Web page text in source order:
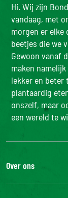
Hi. Wij zijn
vandaag, met
morgen er elke
beetjes die we
Gewoon vanaf
maken
lekker en beter
plantaardig
onszelf, maar
een wereld te
Over ons
De Bonduelle